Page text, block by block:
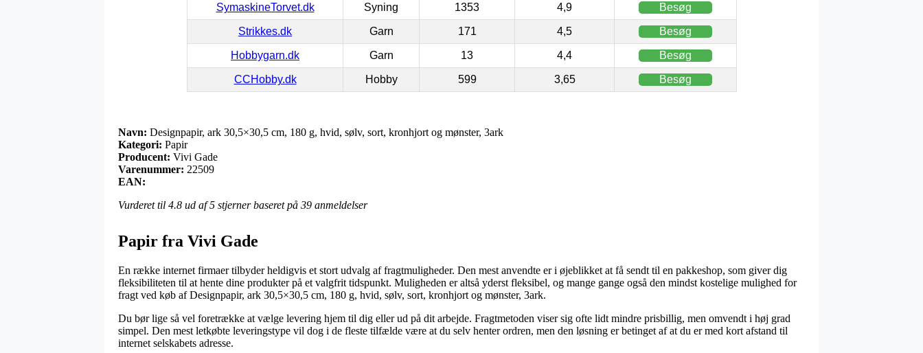
SymaskineTorvet.dk Syning 1353 4,9 Besøg
Strikkes.dk Garn 171 4,5 Besøg
Hobbygarn.dk Garn 13 4,4 Besøg
CCHobby.dk Hobby 599 3,65 Besøg
Navn: Designpapir, ark 30,5×30,5 cm, 180 g, hvid, sølv, sort, kronhjort og mønster, 3ark
Kategori: Papir
Producent: Vivi Gade
Varenummer: 22509
EAN:
Vurderet til 4.8 ud af 5 stjerner baseret på 39 anmeldelser
Papir fra Vivi Gade
En række internet firmaer tilbyder heldigvis et stort udvalg af fragtmuligheder. Den mest anvendte er i øjeblikket at få sendt til en pakkeshop, som giver dig
fleksibiliteten til at hente dine produkter på et valgfrit tidspunkt. Muligheden er altså yderst fleksibel, og mange gange også den mindst kostelige mulighed for
fragt ved køb af Designpapir, ark 30,5×30,5 cm, 180 g, hvid, sølv, sort, kronhjort og mønster, 3ark.
Du bør lige så vel foretrække at vælge levering hjem til dig eller ud på dit arbejde. Fragtmetoden viser sig ofte lidt mindre prisbillig, men omvendt i høj grad
simpel. Den mest letkøbte leveringstype vil dog i de fleste tilfælde være at du selv henter ordren, men den løsning er betinget af at du er med kort afstand til
internet selskabets adresse.